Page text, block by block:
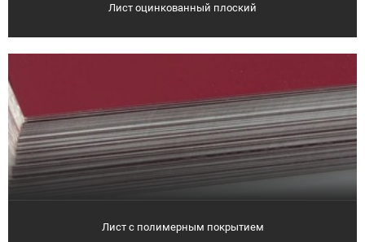
Лист оцинкованный плоский
Лист с полимерным покрытием